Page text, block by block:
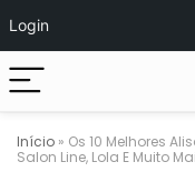
Login
Início » Os 10 Melhores
Salon Line, Lola E Muito